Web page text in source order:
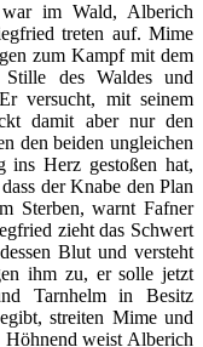
im Wald, Alberich
treten auf. Mime
zum Kampf mit dem
des Waldes und
versucht, mit seinem
damit aber nur den
den beiden ungleichen
ins Herz gestoßen hat,
der Knabe den Plan
Sterben, warnt Fafner
zieht das Schwert
Blut und versteht
ihm zu, er solle jetzt
Tarnhelm in Besitz
streiten Mime und
weist Alberich